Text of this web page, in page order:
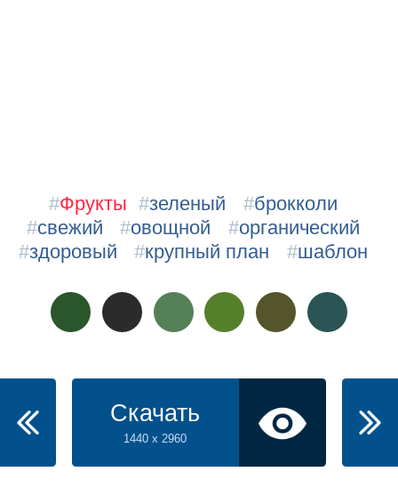
#Фрукты #зеленый #брокколи
#свежий #овощной #органический
#здоровый #крупный план #шаблон
Скачать
1440 x 2960